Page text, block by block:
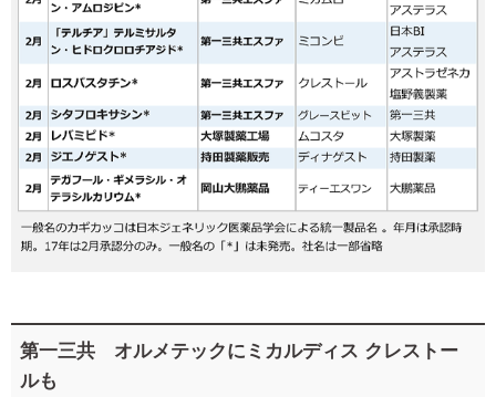
第一三共 オルメテックにミカルディス クレストー
ルも